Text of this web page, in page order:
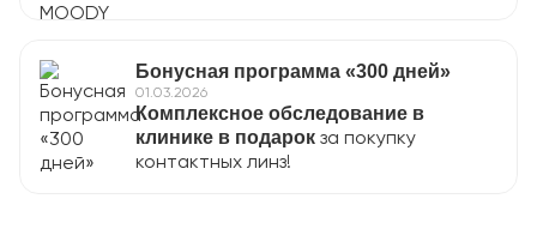
Бонусная программа «300 дней»
01.03.2026
Комплексное обследование в
клинике в подарок за покупку
контактных линз!